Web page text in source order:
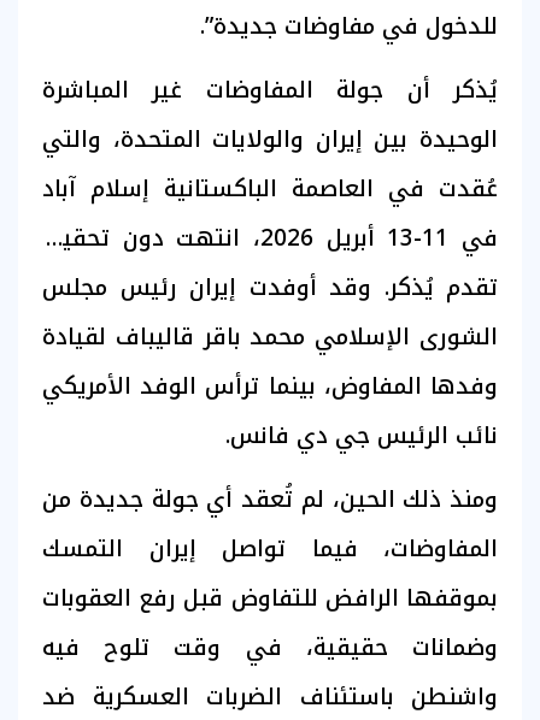
للدخول في مفاوضات جديدة”.
يُذكر أن جولة المفاوضات غير المباشرة
الوحيدة بين إيران والولايات المتحدة، والتي
عُقدت في العاصمة الباكستانية إسلام آباد
في 11-13 أبريل 2026، انتهت دون تحقيق
تقدم يُذكر. وقد أوفدت إيران رئيس مجلس
الشورى الإسلامي محمد باقر قاليباف لقيادة
وفدها المفاوض، بينما ترأس الوفد الأمريكي
نائب الرئيس جي دي فانس.
ومنذ ذلك الحين، لم تُعقد أي جولة جديدة من
المفاوضات، فيما تواصل إيران التمسك
بموقفها الرافض للتفاوض قبل رفع العقوبات
وضمانات حقيقية، في وقت تلوح فيه
واشنطن باستئناف الضربات العسكرية ضد